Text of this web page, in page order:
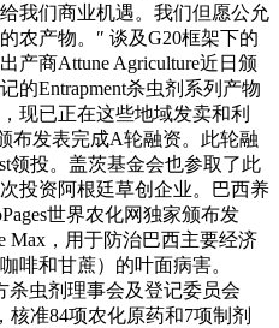
我们商业机遇。我们但愿公允
农产物。″ 谈及G20框架下的
产商Attune Agriculture近日颁
的Entrapment杀虫剂系列产物
现已正在这些地域发卖和利
布发表完成A轮融资。此轮融
领投。盖茨基金会也参取了此
投资阿根廷草创企业。巴西养
世界农化网独家颁布发
Max，用于防治巴西主要经济
啡和甘蔗）的叶面病害。
杀虫剂理事会及登记委员会
核准84项农化原药和7项制剂